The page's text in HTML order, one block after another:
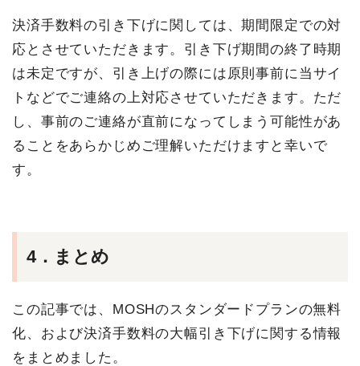
決済手数料の引き下げに関しては、期間限定での対
応とさせていただきます。引き下げ期間の終了時期
は未定ですが、引き上げの際には原則事前に当サイ
トなどでご連絡の上対応させていただきます。ただ
し、事前のご連絡が直前になってしまう可能性があ
ることをあらかじめご理解いただけますと幸いで
す。
4．まとめ
この記事では、MOSHのスタンダードプランの無料
化、および決済手数料の大幅引き下げに関する情報
をまとめました。